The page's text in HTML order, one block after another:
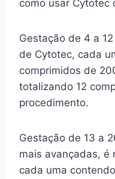
como usar Cytotec
Gestação de 4 a
de Cytotec, cada
comprimidos de
totalizando 12
procedimento.
Gestação de 13 a
mais avançadas, é
cada uma